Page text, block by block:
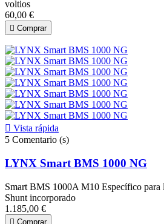
voltios
60,00 €
 Comprar
 Vista rápida
5 Comentario (s)
LYNX Smart BMS 1000 NG
Smart BMS 1000A M10 Específico para
Shunt incorporado
1.185,00 €
 Comprar